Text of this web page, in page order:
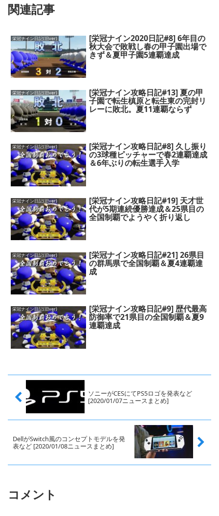
関連記事
栄冠ナイン日記(旧ver) [栄冠ナイン2020日記#8] 6年目の
秋大会で敗戦し春の甲子園出場で
きず＆夏甲子園5連覇達成
栄冠ナイン日記(旧ver) [栄冠ナイン攻略日記#13] 夏の甲
子園で転生槙原と転生東の完封リ
レーに敗北。夏11連覇ならず
栄冠ナイン日記(旧ver) [栄冠ナイン攻略日記#8] 久し振り
の3球種ピッチャーで春2連覇達成
＆6年ぶりの転生選手入学
栄冠ナイン日記(旧ver) [栄冠ナイン攻略日記#19] 天才世
代が5期連続優勝達成＆25県目の
全国制覇でようやく折り返し
栄冠ナイン日記(旧ver) [栄冠ナイン攻略日記#21] 26県目
の群馬県で全国制覇＆夏4連覇達
成
栄冠ナイン日記(旧ver) [栄冠ナイン攻略日記#9] 歴代最高
防御率で21県目の全国制覇＆夏9
連覇達成
ソニーがCESにてPS5ロゴを発表など
[2020/01/07ニュースまとめ]
DellがSwitch風のコンセプトモデルを発
表など [2020/01/08ニュースまとめ]
コメント